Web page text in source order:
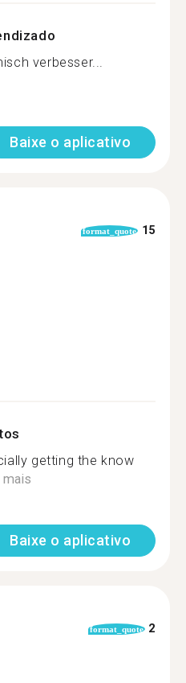
verbesser...
Baixe o aplicativo
format_quote 15
getting the know
mais
Baixe o aplicativo
format_quote 2